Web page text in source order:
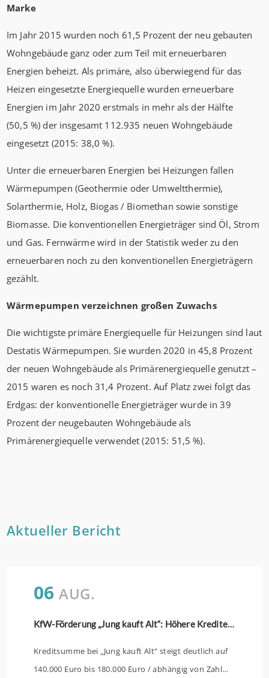
Marke
Im Jahr 2015 wurden noch 61,5 Prozent der neu gebauten
Wohngebäude ganz oder zum Teil mit erneuerbaren
Energien beheizt. Als primäre, also überwiegend für das
Heizen eingesetzte Energiequelle wurden erneuerbare
Energien im Jahr 2020 erstmals in mehr als der Hälfte
(50,5 %) der insgesamt 112.935 neuen Wohngebäude
eingesetzt (2015: 38,0 %).
Unter die erneuerbaren Energien bei Heizungen fallen
Wärmepumpen (Geothermie oder Umweltthermie),
Solarthermie, Holz, Biogas / Biomethan sowie sonstige
Biomasse. Die konventionellen Energieträger sind Öl, Strom
und Gas. Fernwärme wird in der Statistik weder zu den
erneuerbaren noch zu den konventionellen Energieträgern
gezählt.
Wärmepumpen verzeichnen großen Zuwachs
Die wichtigste primäre Energiequelle für Heizungen sind laut
Destatis Wärmepumpen. Sie wurden 2020 in 45,8 Prozent
der neuen Wohngebäude als Primärenergiequelle genutzt –
2015 waren es noch 31,4 Prozent. Auf Platz zwei folgt das
Erdgas: der konventionelle Energieträger wurde in 39
Prozent der neugebauten Wohngebäude als
Primärenergiequelle verwendet (2015: 51,5 %).
Aktueller Bericht
06 AUG.
KfW-Förderung „Jung kauft Alt“: Höhere Kredite ab August 2026
Kreditsumme bei „Jung kauft Alt“ steigt deutlich auf
140.000 Euro bis 180.000 Euro / abhängig von Zahl